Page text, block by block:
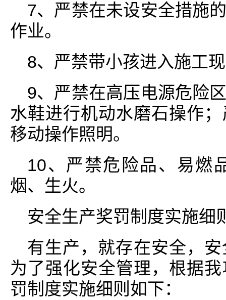
7、严禁在未设安全措施
作业。
8、严禁带小孩进入施工
9、严禁在高压电源危险
水鞋进行机动水磨石操作
移动操作照明。
10、严禁危险品、易燃
烟、生火。
安全生产奖罚制度实施细
有生产，就存在安全，
为了强化安全管理，根据
罚制度实施细则如下：